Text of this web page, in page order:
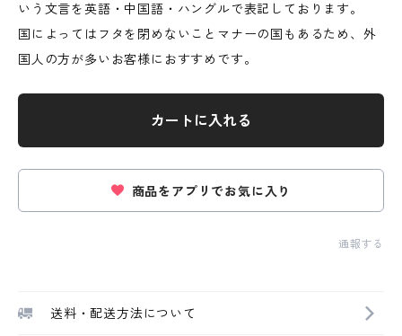
いう文言を英語・中国語・ハングルで表記しております。
国によってはフタを閉めないことマナーの国もあるため、外
国人の方が多いお客様におすすめです。
カートに入れる
商品をアプリでお気に入り
通報する
送料・配送方法について